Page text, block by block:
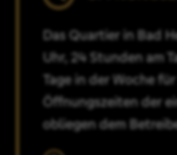
Das Quartier in Bad
Uhr, 24 Stunden am
Tage in der Woche
Öffnungszeiten der
obliegen dem